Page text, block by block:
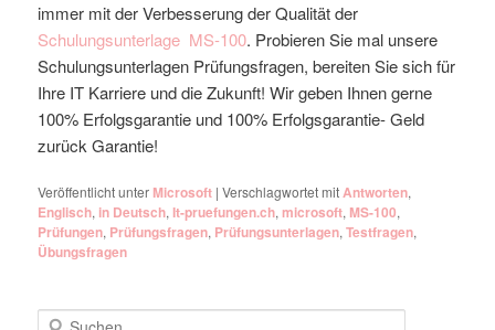
immer mit der Verbesserung der Qualität der
Schulungsunterlage MS-100. Probieren Sie mal unsere
Schulungsunterlagen Prüfungsfragen, bereiten Sie sich für
Ihre IT Karriere und die Zukunft! Wir geben Ihnen gerne
100% Erfolgsgarantie und 100% Erfolgsgarantie- Geld
zurück Garantie!
Veröffentlicht unter Microsoft |Verschlagwortet mitAntworten,
Englisch, in Deutsch, It-pruefungen.ch,microsoft, MS-100,
Prüfungen, Prüfungsfragen, Prüfungsunterlagen,Testfragen,
Übungsfragen
Suchen